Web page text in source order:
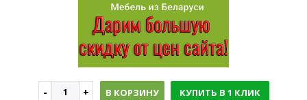
В КОРЗИНУ КУПИТЬ В 1 КЛИК